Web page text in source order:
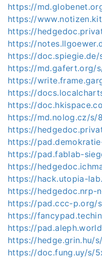
https://
https://
https://
https://
https://doc.spiegie.de/
https://md.gafert.org/s/
https://
https://
https://
https://md.nolog.cz/s/
https://
https://
https://pad.fablab-
https://
https://hack.utopia-
https://hedgedoc.nrp-
https://pad.ccc-p.org/
https://
https://
https://hedge.grin.hu/
https://doc.fung.uy/s/